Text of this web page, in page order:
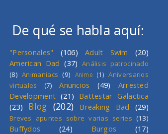
De qué se habla aquí:
"Personales" (106) Adult Swim
(20)
American Dad (37) Análisis patrocinado
(8) Animaniacs (9) Anime (1) Aniversarios
virtuales
(7) Anuncios (49)
Arrested
Development (21) Battestar Galactica
(23)
Blog (202) Breaking Bad (29)
Breves apuntes sobre varias series (13)
Buffydos (24) Burgos
(17)